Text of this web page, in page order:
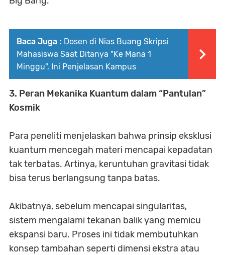
Baca Juga : Dosen di Nias Buang Skripsi
Mahasiswa Saat Ditanya "Ke Mana 1
Minggu", Ini Penjelasan Kampus
3. Peran Mekanika Kuantum dalam “Pantulan”
Kosmik
Para peneliti menjelaskan bahwa prinsip eksklusi
kuantum mencegah materi mencapai kepadatan
tak terbatas. Artinya, keruntuhan gravitasi tidak
bisa terus berlangsung tanpa batas.
Akibatnya, sebelum mencapai singularitas,
sistem mengalami tekanan balik yang memicu
ekspansi baru. Proses ini tidak membutuhkan
konsep tambahan seperti dimensi ekstra atau